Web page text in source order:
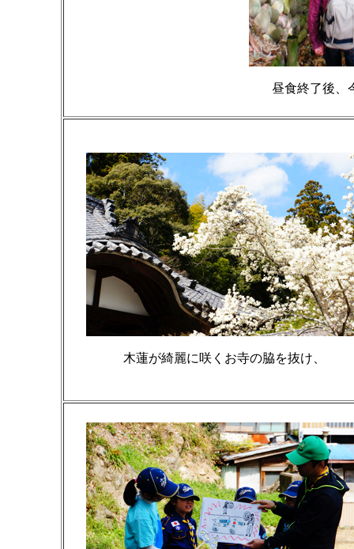
昼食終了後、
木蓮が綺麗に咲くお寺の脇を抜け、